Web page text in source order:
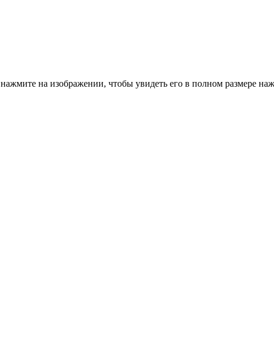
нажмите на изображении, чтобы увидеть его в полном размере